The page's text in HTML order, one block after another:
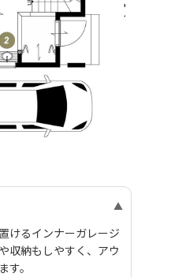
けるインナーガレージ
収納もしやすく、アウ
す。